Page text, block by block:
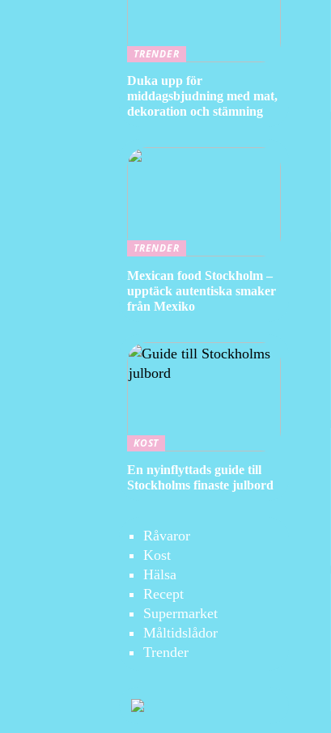
TRENDER
Duka upp för
middagsbjudning med mat,
dekoration och stämning
TRENDER
Mexican food Stockholm –
upptäck autentiska smaker
från Mexiko
KOST
En nyinflyttads guide till
Stockholms finaste julbord
Råvaror
Kost
Hälsa
Recept
Supermarket
Måltidslådor
Trender